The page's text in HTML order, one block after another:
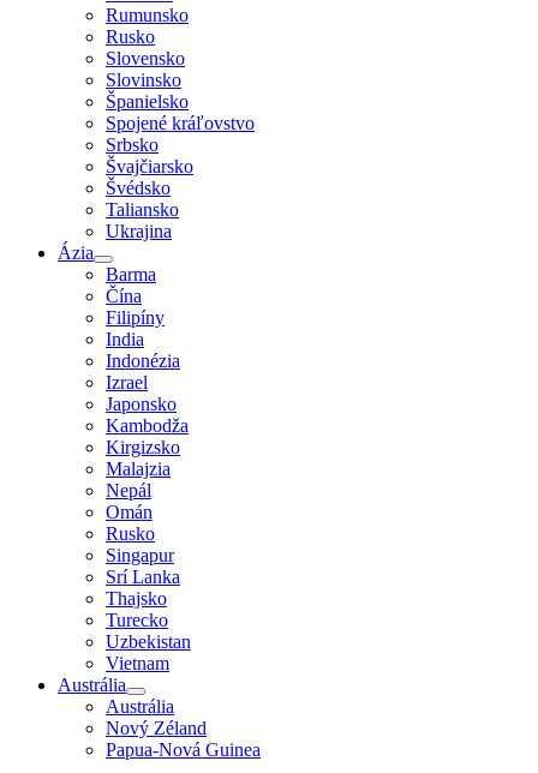
Rumunsko
Rusko
Slovensko
Slovinsko
Španielsko
Spojené kráľovstvo
Srbsko
Švajčiarsko
Švédsko
Taliansko
Ukrajina
Ázia
Barma
Čína
Filipíny
India
Indonézia
Izrael
Japonsko
Kambodža
Kirgizsko
Malajzia
Nepál
Omán
Rusko
Singapur
Srí Lanka
Thajsko
Turecko
Uzbekistan
Vietnam
Austrália
Austrália
Nový Zéland
Papua-Nová Guinea